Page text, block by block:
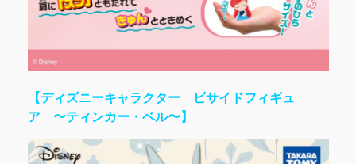
【ディズニーキャラクター ビサイドフィギュ
ア 〜ティンカー・ベル〜】